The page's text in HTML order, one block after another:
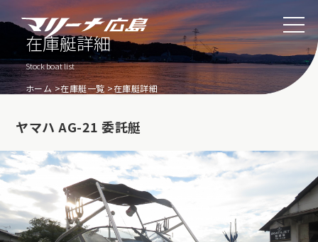
在庫艇詳細
Stock boat list
ホーム 在庫艇一覧 在庫艇詳細
ヤマハ AG-21 委託艇